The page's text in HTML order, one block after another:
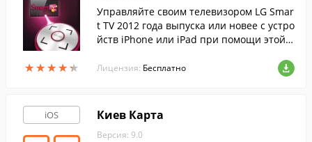
★★★★★
★★★★★
Управляйте своим телевизором LG Smar
t TV 2012 года выпуска или новее с устро
йств iPhone или iPad при помощи этой п
лючить оба устройства к одной сети WiF
Лицензия: Бесплатно
iOS Киев Карта
Версия: 9.0